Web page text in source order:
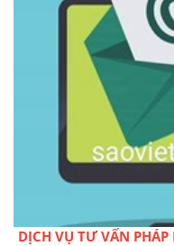
DỊCH VỤ TƯ VẤN